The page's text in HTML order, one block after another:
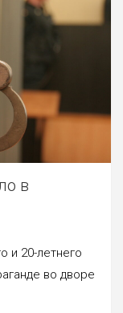
в
и 20-летнего
во дворе